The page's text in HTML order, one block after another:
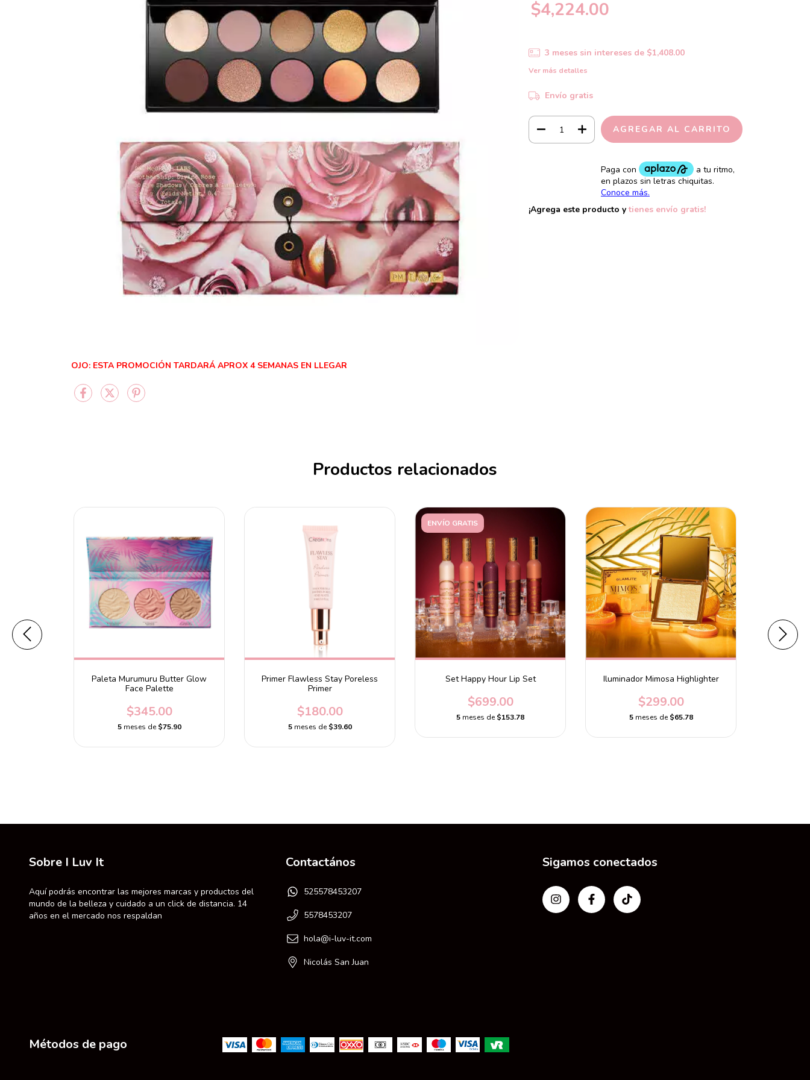
OJO: ESTA PROMOCIÓN TARDARÁ APROX 4 SEMANAS EN LLEGAR
$4,224.00
3 meses sin intereses de $1,408.00
Ver más detalles
Envío gratis
¡Agrega este producto ytienes envío gratis!
Productos relacionados
Paleta Murumuru Butter Glow
Face Palette
$345.00
5 meses de$75.90
Primer Flawless Stay Poreless
Primer
$180.00
5 meses de$39.60
ENVÍO GRATIS
Set Happy Hour Lip Set
$699.00
5 meses de$153.78
Iluminador Mimosa Highlighter
$299.00
5 meses de$65.78
Sobre I Luv It
Aquí podrás encontrar las mejores marcas y productos del
mundo de la belleza y cuidado a un click de distancia. 14
años en el mercado nos respaldan
Contactános
525578453207
5578453207
hola@i-luv-it.com
Nicolás San Juan
Sigamos conectados
Métodos de pago